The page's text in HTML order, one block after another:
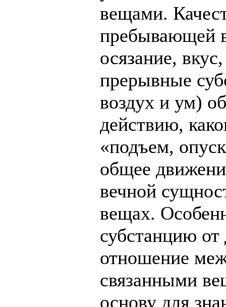
вещами.
пребывающей
осязание,
прерывные
воздух и ум)
действию,
«подъем,
общее
вечной
вещах.
субстанцию
отношение
связанными
основу для